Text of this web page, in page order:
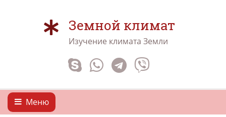
Земной климат
Изучение климата Земли
Меню